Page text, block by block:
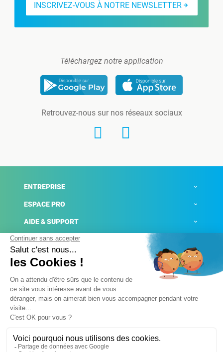
INSCRIVEZ-VOUS À NOTRE NEWSLETTER
Téléchargez notre application
Retrouvez-nous sur nos réseaux sociaux
ENTREPRISE
ESPACE PRO
AIDE & SUPPORT
ACTUALITÉS
Mentions légales
Conditions générales de ventes